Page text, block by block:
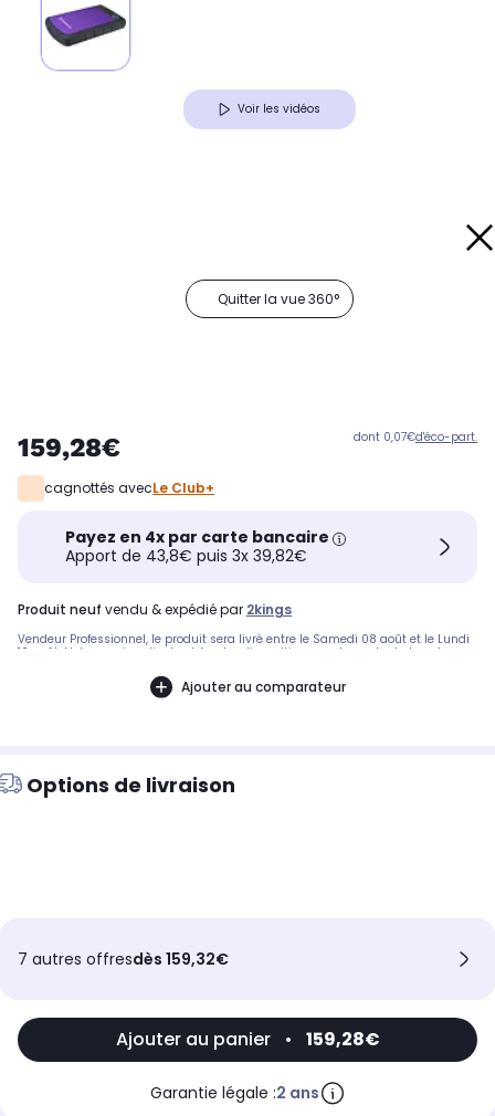
Voir les vidéos
Quitter la vue 360°
159,28€ dont 0,07€d'éco-part.
cagnottés avecLe Club+
Payez en 4x par carte bancaire
Apport de 43,8€ puis 3x 39,82€
produit neuf vendu & expédié par 2kings
Vendeur Professionnel, le produit sera livré entre le Samedi 08 août et le Lundi
10 août. Notre service client est à votre disposition avant, pendant et après
Ajouter au comparateur
Options de livraison
7 autres offresdès 159,32€
Ajouter au panier • 159,28€
Garantie légale :2 ans